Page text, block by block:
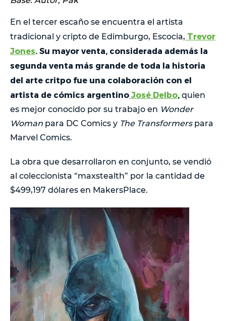
En el tercer escaño se encuentra el artista
tradicional y cripto de Edimburgo, Escocia, Trevor
Jones. Su mayor venta, considerada además la
segunda venta más grande de toda la historia
del arte critpo fue una colaboración con el
artista de cómics argentino José Delbo quien
es mejor conocido por su trabajo en Wonder
Woman para DC Comics y The Transformerspara
Marvel Comics.
La obra que desarrollaron en conjunto, se vendió
al coleccionista “maxstealth” por la cantidad de
$499,197 dólares en MakersPlace.